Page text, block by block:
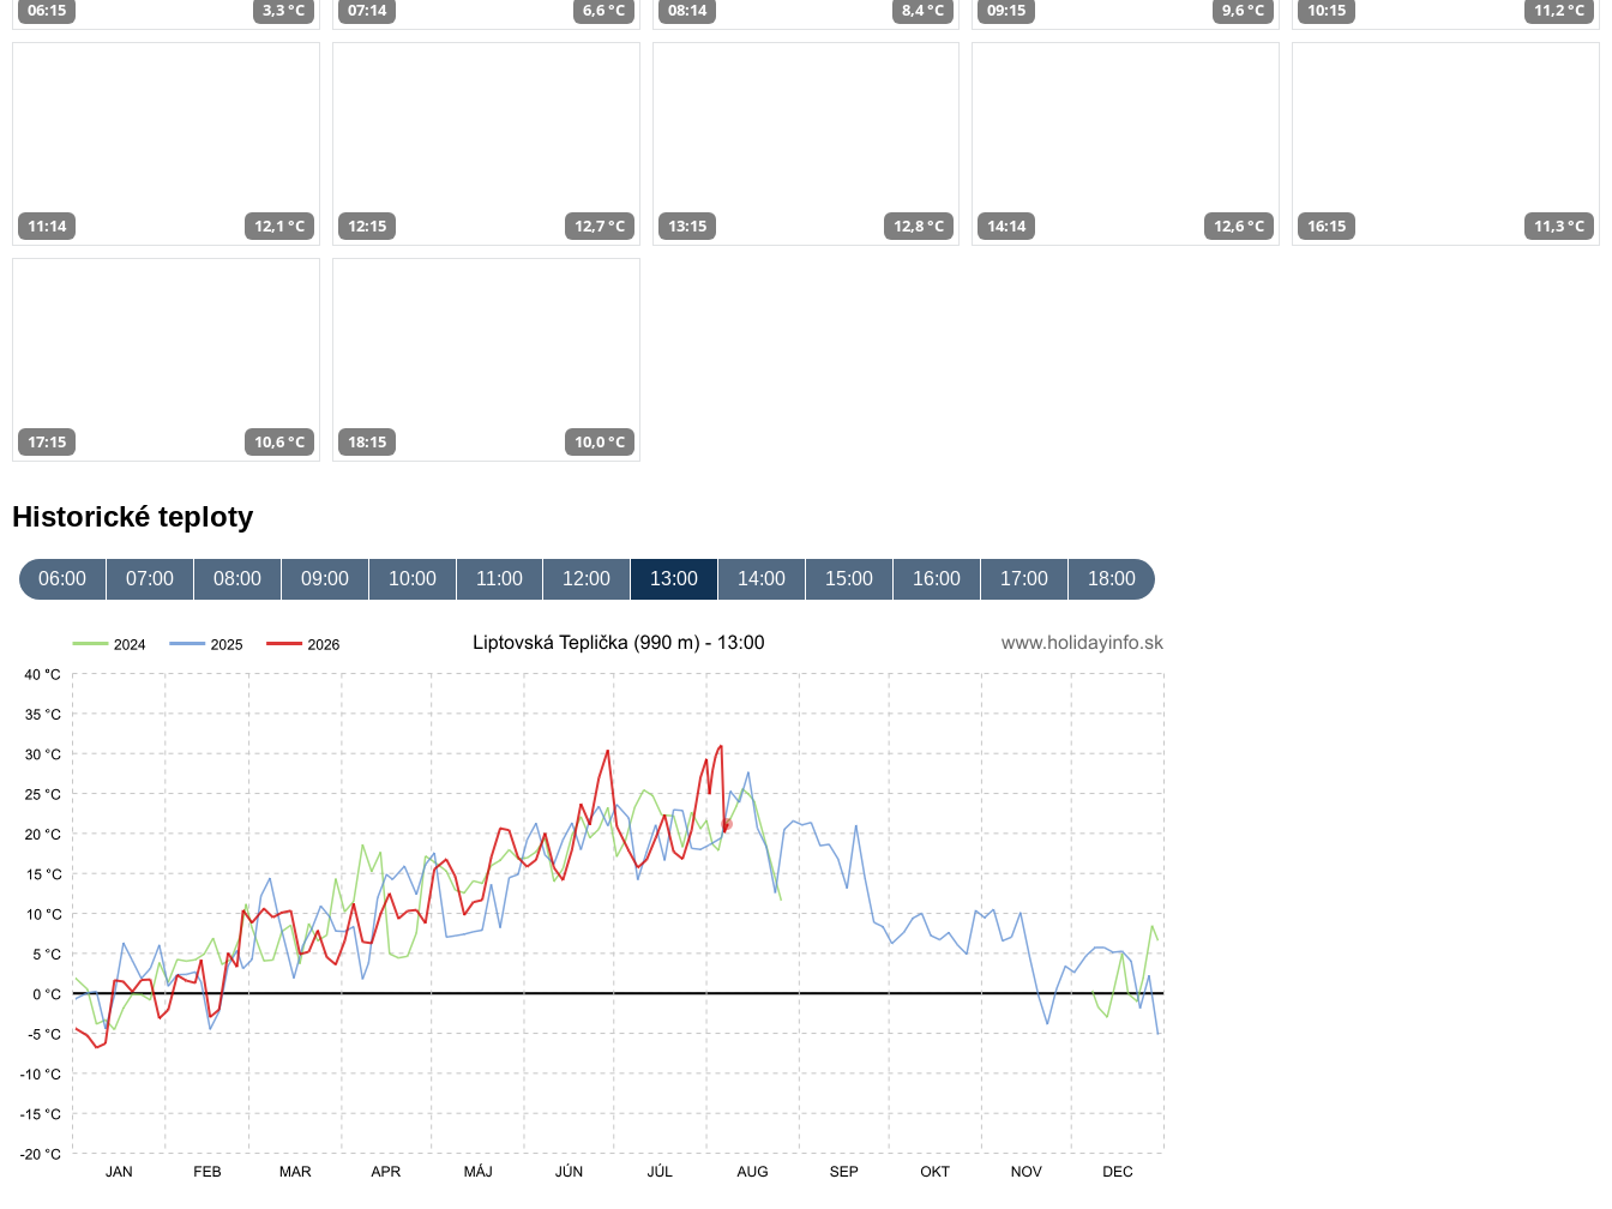
06:15 3,3 °C 07:14 6,6 °C 08:14 8,4 °C 09:15 9,6 °C 10:15 11,2 °C
11:14 12,1 °C 12:15 12,7 °C 13:15 12,8 °C 14:14 12,6 °C 16:15 11,3 °C
17:15 10,6 °C 18:15 10,0 °C
Historické teploty
06:00 07:00 08:00 09:00 10:00 11:00 12:00 13:00 14:00 15:00 16:00 17:00 18:00